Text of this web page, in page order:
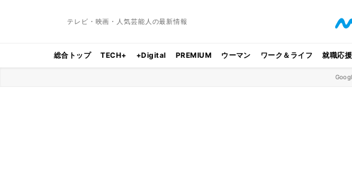
テレビ・映画・人気芸能人の最新情報
総合トップ TECH+ +Digital PREMIUM ウーマン ワーク＆ライフ 就職応援